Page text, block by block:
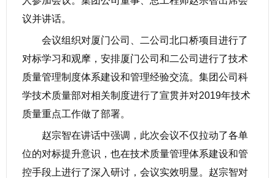
议并讲话。
会议组织对厦门公司、二公司北口桥项目进行了
对标学习和观摩，安排厦门公司和二公司进行了技术
质量管理制度体系建设和管理经验交流。集团公司科
学技术质量部对相关制度进行了宣贯并对2019年技术
质量重点工作做了部署。
赵宗智在讲话中强调，此次会议不仅拉动了各单
位的对标提升意识，也在技术质量管理体系建设和管
控手段上进行了深入研讨，会议实效明显。赵宗智对